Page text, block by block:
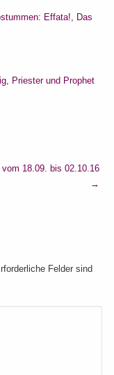
Effata!, Das
Priester und Prophet
vom 18.09. bis 02.10.16
→
Felder sind